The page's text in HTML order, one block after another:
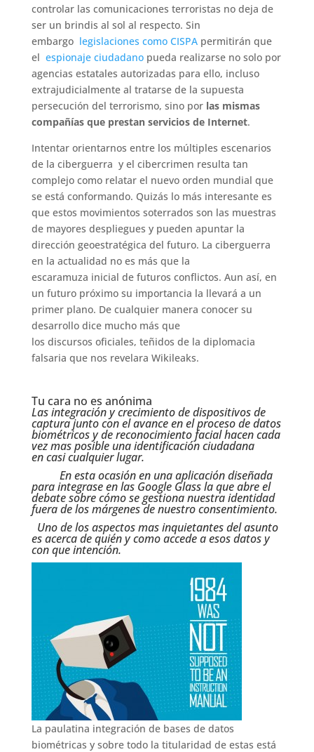
controlar las comunicaciones terroristas no deja de
ser un brindis al sol al respecto. Sin
embargo legislaciones como CISPApermitirán que
el espionaje ciudadanopueda realizarse no solo por
agencias estatales autorizadas para ello, incluso
extrajudicialmente al tratarse de la supuesta
persecución del terrorismo, sino por las mismas
compañías que prestan servicios de Internet.
Intentar orientarnos entre los múltiples escenarios
de la ciberguerra y el cibercrimen resulta tan
complejo como relatar el nuevo orden mundial que
se está conformando. Quizás lo más interesante es
que estos movimientos soterrados son las muestras
de mayores despliegues y pueden apuntar la
dirección geoestratégica del futuro. La ciberguerra
en la actualidad no es más que la
escaramuza inicial de futuros conflictos. Aun así, en
un futuro próximo su importancia la llevará a un
primer plano. De cualquier manera conocer su
desarrollo dice mucho más que
los discursos oficiales, teñidos de la diplomacia
falsaria que nos revelara Wikileaks.
Tu cara no es anónima
Las integración y crecimiento de dispositivos de
captura junto con el avance en el proceso de datos
biométricos y de reconocimiento facial hacen cada
vez mas posible una identificación ciudadana
encasicualquier lugar.
En esta ocasión en una aplicación diseñada
para integrase en las Google Glass la que abre el
debate sobre cómo se gestiona nuestra identidad
fuera de los márgenes de nuestro consentimiento.
Uno de los aspectos mas inquietantes del asunto
es acerca de quién y como accede a esos datos y
con que intención.
La paulatina integración de bases de datos
biométricas y sobre todo la titularidad de estas está